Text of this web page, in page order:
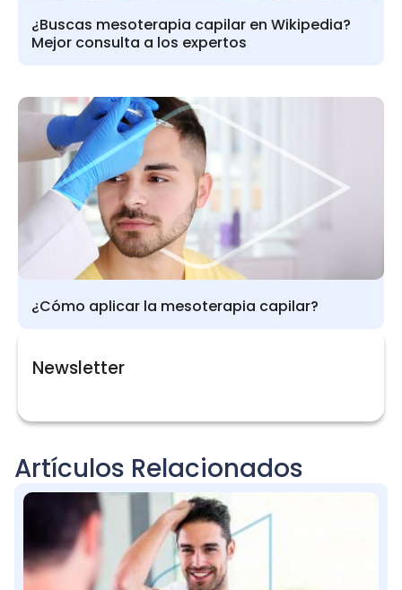
¿Buscas mesoterapia capilar en Wikipedia?
Mejor consulta a los expertos
¿Cómo aplicar la mesoterapia capilar?
Newsletter
Artículos Relacionados